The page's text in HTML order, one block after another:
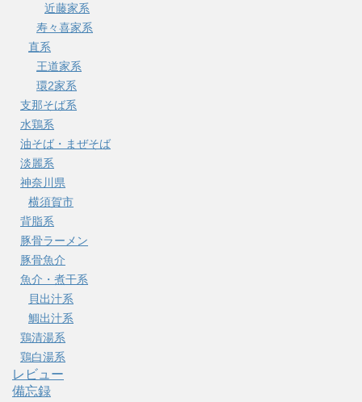
近藤家系
寿々喜家系
直系
王道家系
環2家系
支那そば系
水鶏系
油そば・まぜそば
淡麗系
神奈川県
横須賀市
背脂系
豚骨ラーメン
豚骨魚介
魚介・煮干系
貝出汁系
鯛出汁系
鶏清湯系
鶏白湯系
レビュー
備忘録